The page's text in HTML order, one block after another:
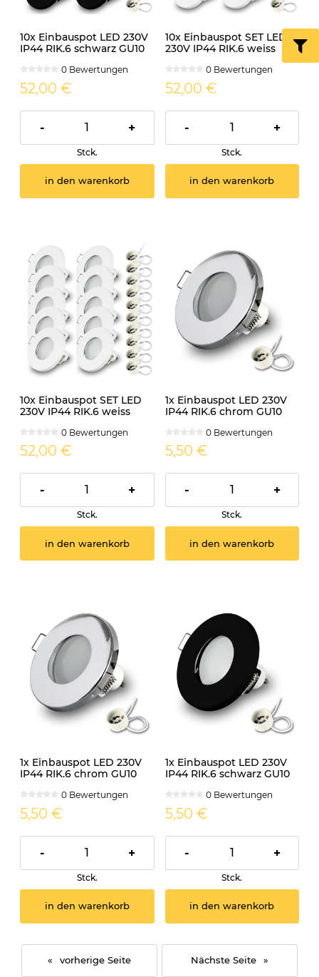
10x Einbauspot LED 230V
IP44 RIK.6 schwarz GU10
0 Bewertungen
52,00 €
- +
Stck.
in den warenkorb
10x Einbauspot SET LED
230V IP44 RIK.6 weiss
0 Bewertungen
52,00 €
- +
Stck.
in den warenkorb
10x Einbauspot SET LED
230V IP44 RIK.6 weiss
0 Bewertungen
52,00 €
- +
Stck.
in den warenkorb
1x Einbauspot LED 230V
IP44 RIK.6 chrom GU10
0 Bewertungen
5,50 €
- +
Stck.
in den warenkorb
1x Einbauspot LED 230V
IP44 RIK.6 chrom GU10
0 Bewertungen
5,50 €
- +
Stck.
in den warenkorb
1x Einbauspot LED 230V
IP44 RIK.6 schwarz GU10
0 Bewertungen
5,50 €
- +
Stck.
in den warenkorb
« »